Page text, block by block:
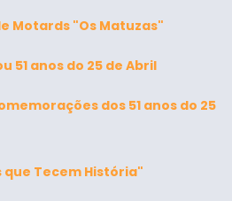
Motards "Os Matuzas"
51 anos do 25 de Abril
dos 51 anos do 25
que Tecem História"